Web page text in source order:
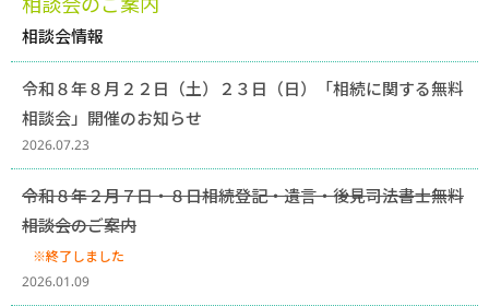
相談会情報
令和８年８月２２日（土）２３日（日）「相続に関する無料
相談会」開催のお知らせ
2026.07.23
令和８年２月７日・８日相続登記・遺言・後見司法書士無料
相談会のご案内
※終了しました
2026.01.09